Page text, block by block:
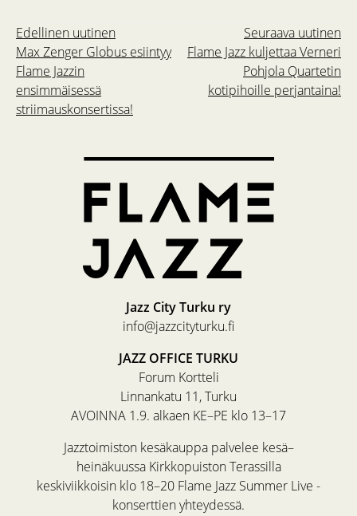
Seuraava uutinen
Flame Jazz kuljettaa Verneri
Pohjola Quartetin
kotipihoille perjantaina!
Edellinen uutinen
Max Zenger Globus esiintyy
Flame Jazzin
ensimmäisessä
striimauskonsertissa!
Jazz City Turku ry
info@jazzcityturku.fi
JAZZ OFFICE TURKU
Forum Kortteli
Linnankatu 11, Turku
AVOINNA 1.9. alkaen KE–PE klo 13–17
Jazztoimiston kesäkauppa palvelee kesä–
heinäkuussa Kirkkopuiston Terassilla
keskiviikkoisin klo 18–20 Flame Jazz Summer Live -
konserttien yhteydessä.